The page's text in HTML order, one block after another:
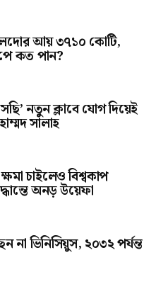
আয় ৩৭১০ কোটি,
কত পান?
নতুন ক্লাবে যোগ দিয়েই
সালাহ
চাইলেও বিশ্বকাপ
অনড় উয়েফা
না ভিনিসিয়ুস, ২০৩২ পর্যন্ত